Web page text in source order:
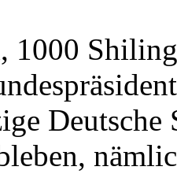
1000
Deutsche